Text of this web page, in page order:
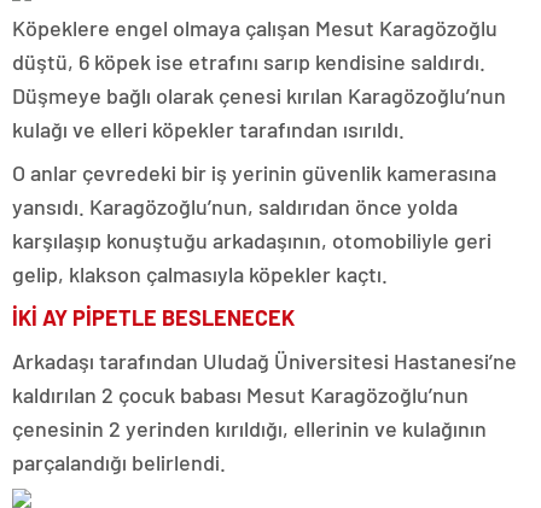
Köpeklere engel olmaya çalışan Mesut Karagözoğlu
düştü, 6 köpek ise etrafını sarıp kendisine saldırdı.
Düşmeye bağlı olarak çenesi kırılan Karagözoğlu’nun
kulağı ve elleri köpekler tarafından ısırıldı.
O anlar çevredeki bir iş yerinin güvenlik kamerasına
yansıdı. Karagözoğlu’nun, saldırıdan önce yolda
karşılaşıp konuştuğu arkadaşının, otomobiliyle geri
gelip, klakson çalmasıyla köpekler kaçtı.
İKİ AY PİPETLE BESLENECEK
Arkadaşı tarafından Uludağ Üniversitesi Hastanesi’ne
kaldırılan 2 çocuk babası Mesut Karagözoğlu’nun
çenesinin 2 yerinden kırıldığı, ellerinin ve kulağının
parçalandığı belirlendi.